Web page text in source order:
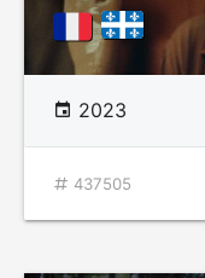
2023
437505